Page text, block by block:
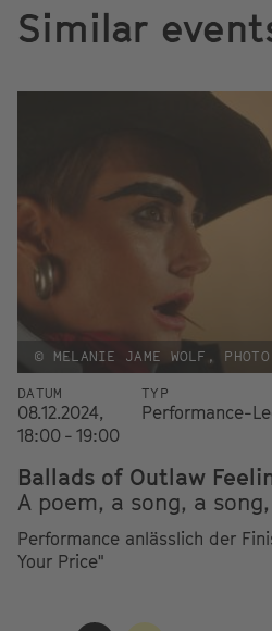
Similar
© MELANIE JAME WOLF,
DATUM
08.12.2024,
18:00 - 19:00
TYP
Performance-
Ballads of Outlaw
A poem, a song, a
Performance anlässlich der
Your Price"